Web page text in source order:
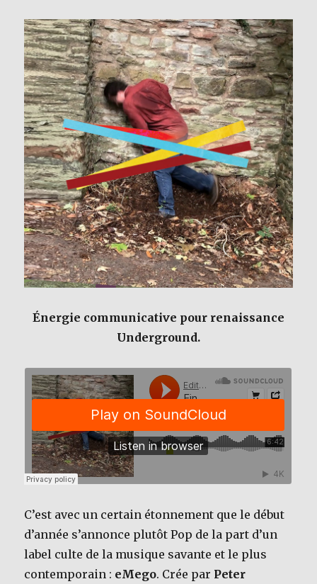
Énergie communicative pour renaissance
Underground.
C’est avec un certain étonnement que le début
d’année s’annonce plutôt Pop de la part d’un
label culte de la musique savante et le plus
contemporain : eMego. Crée par Peter